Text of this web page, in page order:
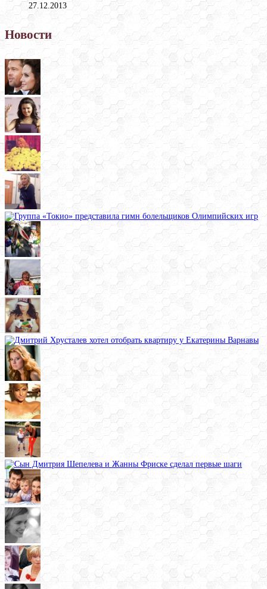
27.12.2013
Новости